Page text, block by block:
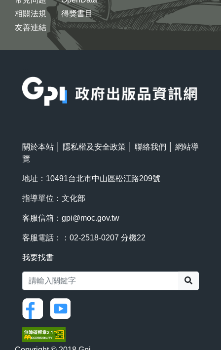
相關法規
友善連結
得獎書目
關於本站 隱私權及安全政策 聯絡我們
網站導
覽
地址：10491台北市中山區松江路209號
指導單位：文化部
客服信箱： gpi@moc.gov.tw
客服電話：：02-2518-0207 分機22
我要找書